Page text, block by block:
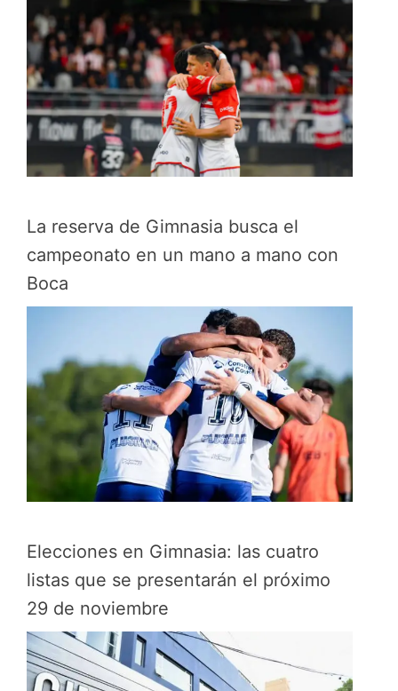
La reserva de Gimnasia busca el
campeonato en un mano a mano con
Boca
Elecciones en Gimnasia: las cuatro
listas que se presentarán el próximo
29 de noviembre